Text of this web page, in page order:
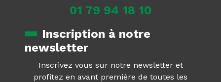
01 79 94 18 10
Inscription à notre
newsletter
Inscrivez vous sur notre newsletter et
profitez en avant première de toutes les